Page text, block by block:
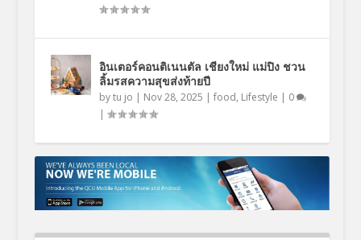
อินเตอร์คอนติเนนตัล เชียงใหม่ แม่ปิง ชวน
ลิ้มรสความสุขส่งท้ายปี
bytu jo | Nov 28, 2025 | food, Lifestyle | 0
|